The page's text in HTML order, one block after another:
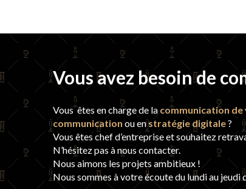
Vous avez besoin de
Vous êtes en charge de lacommunication
communication ou enstratégie digitale?
Vous êtes chef d’entreprise et souhaitez
N’hésitez pas à nous contacter.
Nous aimons les projets ambitieux !
Nous sommes à votre écoute du lundi au